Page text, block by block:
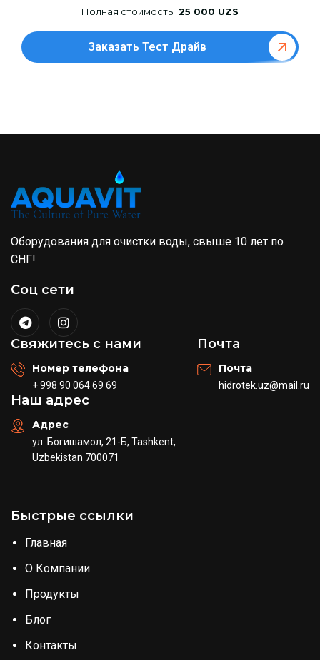
Полная стоимость: 25 000 UZS
Заказать Тест Драйв
Оборудования для очистки воды, свыше 10 лет по
СНГ!
Соц сети
Свяжитесь с нами
Номер телефона
+ 998 90 064 69 69
Почта
Почта
hidrotek.uz@mail.ru
Наш адрес
Адрес
ул. Богишамол, 21-Б, Tashkent,
Uzbekistan 700071
Быстрые ссылки
Главная
О Компании
Продукты
Блог
Контакты